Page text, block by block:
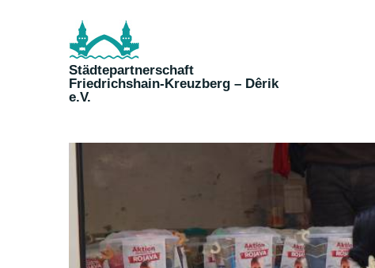
Städtepartnerschaft
Friedrichshain-Kreuzberg – Dêrik
e.V.